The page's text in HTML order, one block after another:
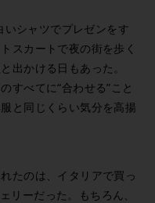
シャツでプレゼンをす
スカートで夜の街を歩く
出かける日もあった。
すべてに“合わせる”こと
と同じくらい気分を高揚
たのは、イタリアで買っ
リーだった。もちろん、